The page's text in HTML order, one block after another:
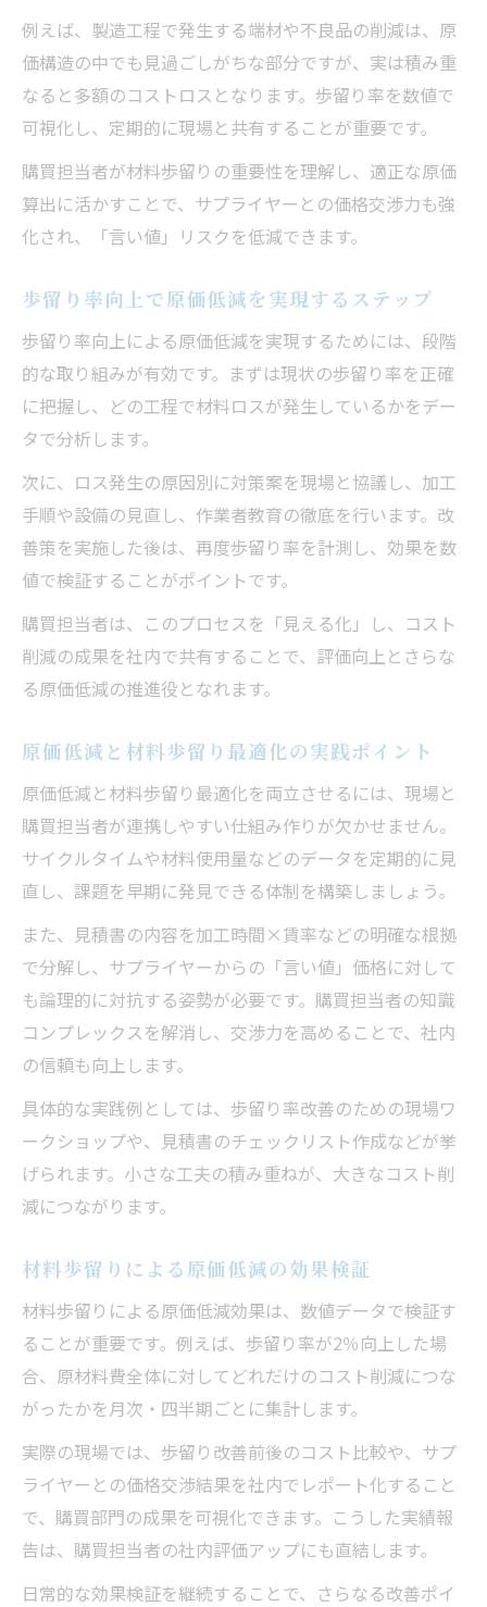
例えば、製造工程で発生する端材や不良品の削減は、原
価構造の中でも見過ごしがちな部分ですが、実は積み重
なると多額のコストロスとなります。歩留り率を数値で
可視化し、定期的に現場と共有することが重要です。
購買担当者が材料歩留りの重要性を理解し、適正な原価
算出に活かすことで、サプライヤーとの価格交渉力も強
化され、「言い値」リスクを低減できます。
歩留り率向上で原価低減を実現するステップ
歩留り率向上による原価低減を実現するためには、段階
的な取り組みが有効です。まずは現状の歩留り率を正確
に把握し、どの工程で材料ロスが発生しているかをデー
タで分析します。
次に、ロス発生の原因別に対策案を現場と協議し、加工
手順や設備の見直し、作業者教育の徹底を行います。改
善策を実施した後は、再度歩留り率を計測し、効果を数
値で検証することがポイントです。
購買担当者は、このプロセスを「見える化」し、コスト
削減の成果を社内で共有することで、評価向上とさらな
る原価低減の推進役となれます。
原価低減と材料歩留り最適化の実践ポイント
原価低減と材料歩留り最適化を両立させるには、現場と
購買担当者が連携しやすい仕組み作りが欠かせません。
サイクルタイムや材料使用量などのデータを定期的に見
直し、課題を早期に発見できる体制を構築しましょう。
また、見積書の内容を加工時間×賃率などの明確な根拠
で分解し、サプライヤーからの「言い値」価格に対して
も論理的に対抗する姿勢が必要です。購買担当者の知識
コンプレックスを解消し、交渉力を高めることで、社内
の信頼も向上します。
具体的な実践例としては、歩留り率改善のための現場ワ
ークショップや、見積書のチェックリスト作成などが挙
げられます。小さな工夫の積み重ねが、大きなコスト削
減につながります。
材料歩留りによる原価低減の効果検証
材料歩留りによる原価低減効果は、数値データで検証す
ることが重要です。例えば、歩留り率が2％向上した場
合、原材料費全体に対してどれだけのコスト削減につな
がったかを月次・四半期ごとに集計します。
実際の現場では、歩留り改善前後のコスト比較や、サプ
ライヤーとの価格交渉結果を社内でレポート化すること
で、購買部門の成果を可視化できます。こうした実績報
告は、購買担当者の社内評価アップにも直結します。
日常的な効果検証を継続することで、さらなる改善ポイ